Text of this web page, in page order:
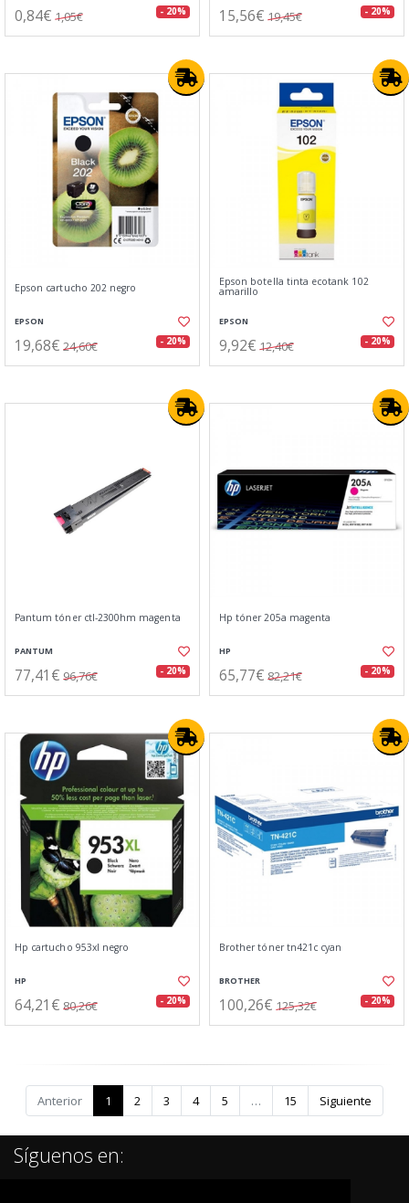
0,84€ 1,05€ - 20% 15,56€ 19,45€ - 20%
Epson cartucho 202 negro
EPSON
19,68€ 24,60€ - 20%
Epson botella tinta ecotank 102
amarillo
EPSON
9,92€ 12,40€ - 20%
Pantum tóner ctl-2300hm magenta
PANTUM
77,41€ 96,76€ - 20%
Hp tóner 205a magenta
HP
65,77€ 82,21€ - 20%
Hp cartucho 953xl negro
HP
64,21€ 80,26€ - 20%
Brother tóner tn421c cyan
BROTHER
100,26€ 125,32€ - 20%
Anterior 1 2 3 4 5 … 15 Siguiente
Síguenos en: